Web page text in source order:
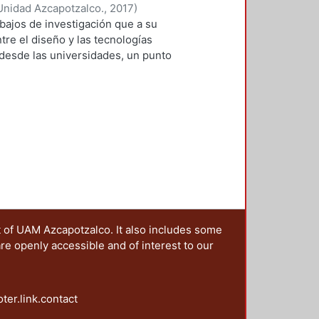
enlaza directamen¬te la
puesta en práctica de
aulas, Marco Ferruzca
revitalizar y mejorar la
para profundizar en
soluciones. En los dos últimos
lo largo del cuarto, Itzel Sainz
electrónica, cuyo proceso
respecto a los actores
de la comunicación gráfica
Azcapotzalco., 2017)
Adrián;Lopez-Martinez,
Ramsses;Sainz, Itzel;Zafra
de investigación que a su
el diseño y las tecnologías
las universidades, un punto
Jornada”, dirigido por la Mtra.
de Ramses Román
López y un servidor; el
más objetivos que los
UAM Azcapotzalco. It also includes some
openly accessible and of interest to our